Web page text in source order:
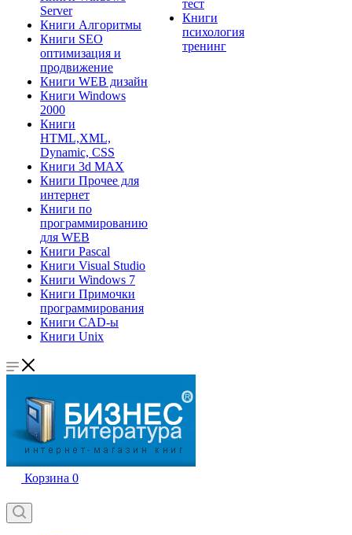
Server
Книги Алгоритмы
Книги SEO
оптимизация и
продвижение
Книги WEB дизайн
Книги Windows
2000
Книги
HTML,XML,
Dynamic, CSS
Книги 3d MAX
Книги Прочее для
интернет
Книги по
программированию
для WEB
Книги Pascal
Книги Visual Studio
Книги Windows 7
Книги Примочки
программирования
Книги CAD-ы
Книги Unix
тест
Книги
психология
тренинг
Корзина 0